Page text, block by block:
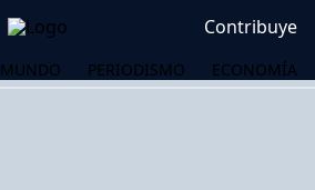
Contribuye
MUNDO PERIODISMO ECONOMÍA